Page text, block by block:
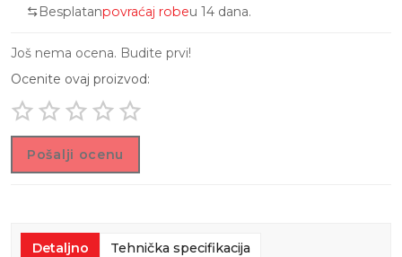
Besplatanpovraćaj robeu 14 dana.
Još nema ocena. Budite prvi!
Ocenite ovaj proizvod:
Pošalji ocenu
Detaljno Tehnička specifikacija